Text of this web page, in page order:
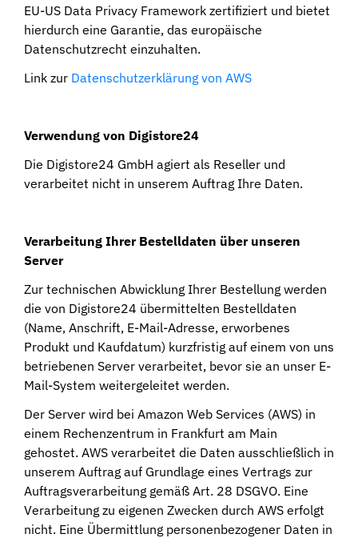
EU-US Data Privacy Framework zertifiziert und bietet
hierdurch eine Garantie, das europäische
Datenschutzrecht einzuhalten.
Link zur Datenschutzerklärung von AWS
Verwendung von Digistore24
Die Digistore24 GmbH agiert als Reseller und
verarbeitet nicht in unserem Auftrag Ihre Daten.
Verarbeitung Ihrer Bestelldaten über unseren
Server
Zur technischen Abwicklung Ihrer Bestellung werden
die von Digistore24 übermittelten Bestelldaten
(Name, Anschrift, E-Mail-Adresse, erworbenes
Produkt und Kaufdatum) kurzfristig auf einem von uns
betriebenen Server verarbeitet, bevor sie an unser E-
Mail-System weitergeleitet werden.
Der Server wird bei Amazon Web Services (AWS) in
einem Rechenzentrum in Frankfurt am Main
gehostet. AWS verarbeitet die Daten ausschließlich in
unserem Auftrag auf Grundlage eines Vertrags zur
Auftragsverarbeitung gemäß Art. 28 DSGVO. Eine
Verarbeitung zu eigenen Zwecken durch AWS erfolgt
nicht. Eine Übermittlung personenbezogener Daten in